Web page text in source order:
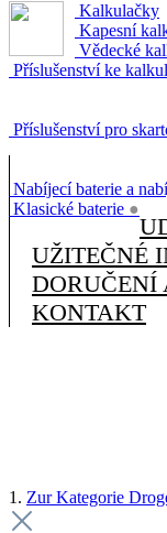
Kalkulačky
Kapesní
Vědecké
Příslušenství ke
Příslušenství pro
Nabíjecí baterie a
Klasické baterie ●
UŽITEČNÉ
DORUČENÍ
KONTAKT
1. Zur Kategorie